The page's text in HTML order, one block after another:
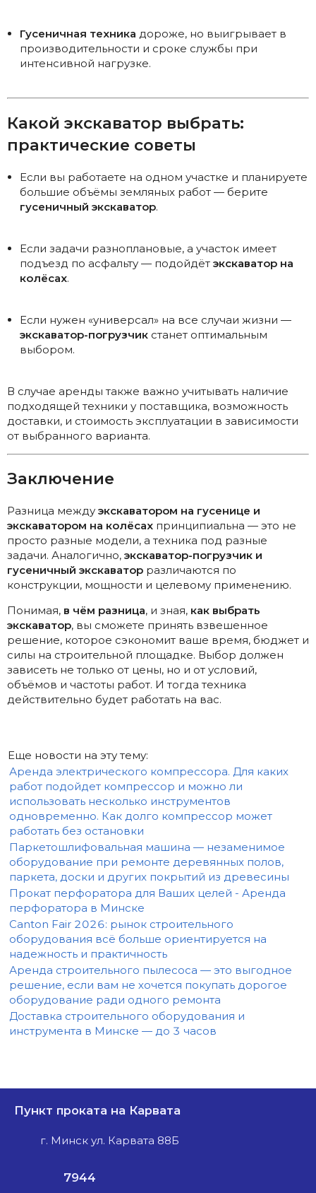
Гусеничная техника дороже, но выигрывает в
производительности и сроке службы при
интенсивной нагрузке.
Какой экскаватор выбрать:
практические советы
Если вы работаете на одном участке и планируете
большие объёмы земляных работ — берите
гусеничный экскаватор.
Если задачи разноплановые, а участок имеет
подъезд по асфальту — подойдёт экскаватор на
колёсах.
Если нужен «универсал» на все случаи жизни —
экскаватор-погрузчик станет оптимальным
выбором.
В случае аренды также важно учитывать наличие
подходящей техники у поставщика, возможность
доставки, и стоимость эксплуатации в зависимости
от выбранного варианта.
Заключение
Разница между экскаватором на гусенице и
экскаватором на колёсах принципиальна — это не
просто разные модели, а техника под разные
задачи. Аналогично, экскаватор-погрузчик и
гусеничный экскаватор различаются по
конструкции, мощности и целевому применению.
Понимая, в чём разница, и зная, как выбрать
экскаватор, вы сможете принять взвешенное
решение, которое сэкономит ваше время, бюджет и
силы на строительной площадке. Выбор должен
зависеть не только от цены, но и от условий,
объёмов и частоты работ. И тогда техника
действительно будет работать на вас.
Еще новости на эту тему:
Аренда электрического компрессора. Для каких
работ подойдет компрессор и можно ли
использовать несколько инструментов
одновременно. Как долго компрессор может
работать без остановки
Паркетошлифовальная машина — незаменимое
оборудование при ремонте деревянных полов,
паркета, доски и других покрытий из древесины
Прокат перфоратора для Ваших целей - Аренда
перфоратора в Минске
Canton Fair 2026: рынок строительного
оборудования всё больше ориентируется на
надежность и практичность
Аренда строительного пылесоса — это выгодное
решение, если вам не хочется покупать дорогое
оборудование ради одного ремонта
Доставка строительного оборудования и
инструмента в Минске — до 3 часов
Пункт проката на Карвата
г. Минск ул. Карвата 88Б
7944